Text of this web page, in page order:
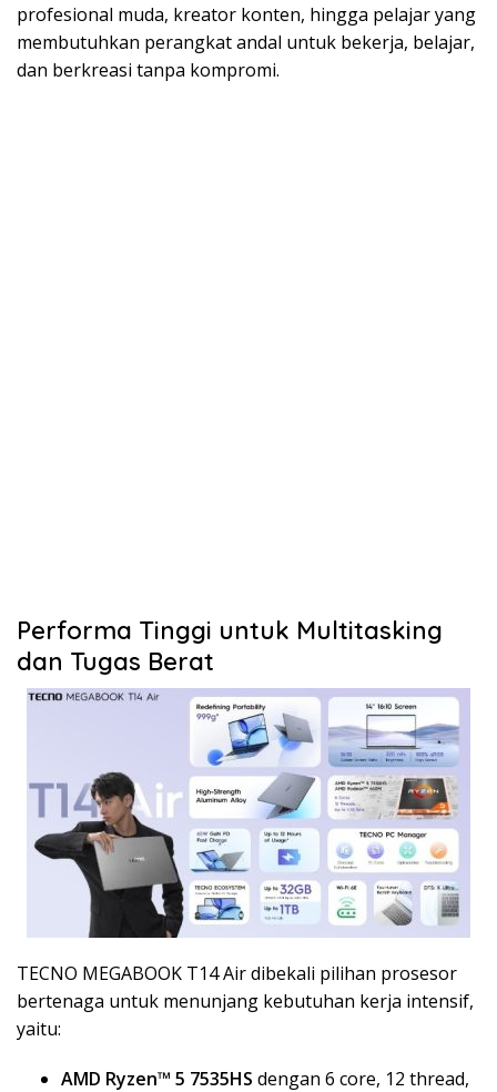
profesional muda, kreator konten, hingga pelajar yang
membutuhkan perangkat andal untuk bekerja, belajar,
dan berkreasi tanpa kompromi.
Performa Tinggi untuk Multitasking
dan Tugas Berat
TECNO MEGABOOK T14 Air dibekali pilihan prosesor
bertenaga untuk menunjang kebutuhan kerja intensif,
yaitu:
AMD Ryzen™ 5 7535HS dengan 6 core, 12 thread,